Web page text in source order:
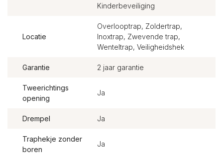
Kinderbeveiliging
Locatie
Overlooptrap, Zoldertrap,
Inoxtrap, Zwevende trap,
Wenteltrap, Veiligheidshek
Garantie 2 jaar garantie
Tweerichtings
opening
Ja
Drempel Ja
Traphekje zonder
boren
Ja